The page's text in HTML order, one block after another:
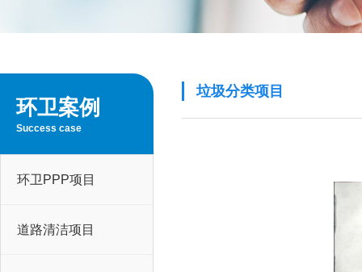
环卫案例
Success case
环卫PPP项目
道路清洁项目
垃圾分类项目